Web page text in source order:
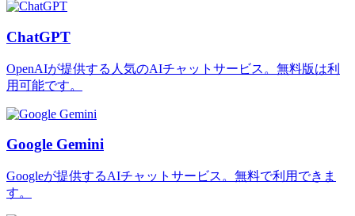
ChatGPT
OpenAIが提供する人気のAIチャットサービス。無料版は利
用可能です。
Google Gemini
Googleが提供するAIチャットサービス。無料で利用できま
す。